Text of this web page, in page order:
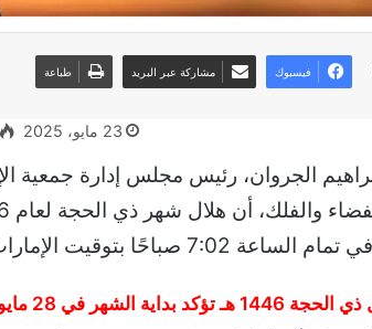
23 مايو، 2025
الجروان، رئيس مجلس إدارة جمعية
تؤكد بداية الشهر في 28 مايو
فيسبوك مشاركة عبر البريد طباعة